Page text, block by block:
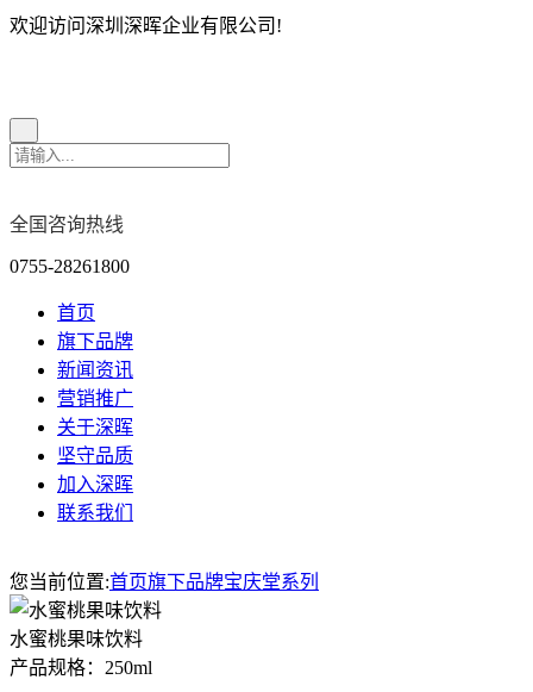
欢迎访问深圳深晖企业有限公司!
全国咨询热线
0755-28261800
首页
旗下品牌
新闻资讯
营销推广
关于深晖
坚守品质
加入深晖
联系我们
您当前位置:首页旗下品牌宝庆堂系列
水蜜桃果味饮料
产品规格：250ml